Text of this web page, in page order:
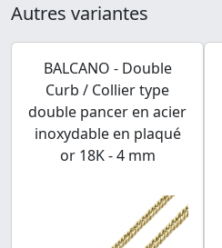
Autres variantes
BALCANO - Double
Curb / Collier type
double pancer en acier
inoxydable en plaqué
or 18K - 4 mm